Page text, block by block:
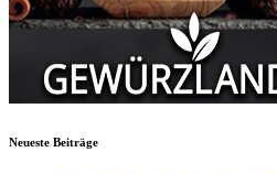
Neueste Beiträge